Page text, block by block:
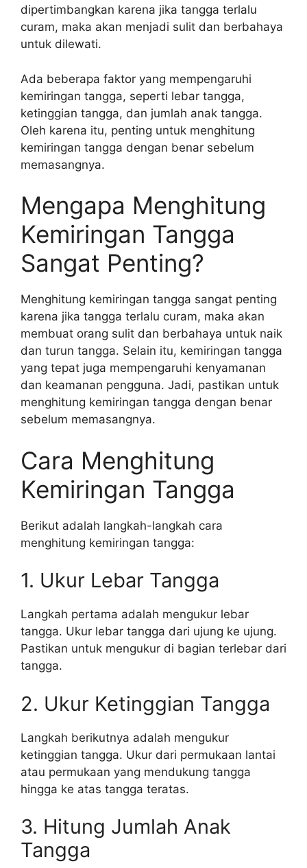
dipertimbangkan karena jika tangga terlalu
curam, maka akan menjadi sulit dan berbahaya
untuk dilewati.
Ada beberapa faktor yang mempengaruhi
kemiringan tangga, seperti lebar tangga,
ketinggian tangga, dan jumlah anak tangga.
Oleh karena itu, penting untuk menghitung
kemiringan tangga dengan benar sebelum
memasangnya.
Mengapa Menghitung
Kemiringan Tangga
Sangat Penting?
Menghitung kemiringan tangga sangat penting
karena jika tangga terlalu curam, maka akan
membuat orang sulit dan berbahaya untuk naik
dan turun tangga. Selain itu, kemiringan tangga
yang tepat juga mempengaruhi kenyamanan
dan keamanan pengguna. Jadi, pastikan untuk
menghitung kemiringan tangga dengan benar
sebelum memasangnya.
Cara Menghitung
Kemiringan Tangga
Berikut adalah langkah-langkah cara
menghitung kemiringan tangga:
1. Ukur Lebar Tangga
Langkah pertama adalah mengukur lebar
tangga. Ukur lebar tangga dari ujung ke ujung.
Pastikan untuk mengukur di bagian terlebar dari
tangga.
2. Ukur Ketinggian Tangga
Langkah berikutnya adalah mengukur
ketinggian tangga. Ukur dari permukaan lantai
atau permukaan yang mendukung tangga
hingga ke atas tangga teratas.
3. Hitung Jumlah Anak
Tangga